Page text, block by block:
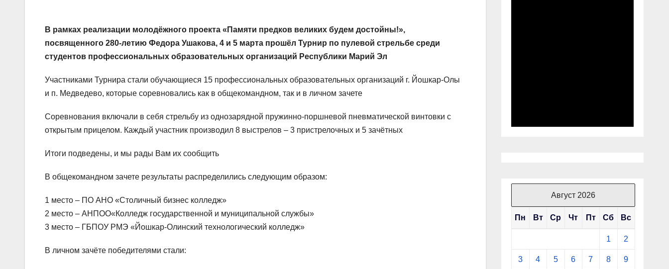
В рамках реализации молодёжного проекта «Памяти предков великих будем достойны!»,
посвященного 280-летию Федора Ушакова, 4 и 5 марта прошёл Турнир по пулевой стрельбе среди
студентов профессиональных образовательных организаций Республики Марий Эл
Участниками Турнира стали обучающиеся 15 профессиональных образовательных организаций г. Йошкар-Олы
и п. Медведево, которые соревновались как в общекомандном, так и в личном зачете
Соревнования включали в себя стрельбу из однозарядной пружинно-поршневой пневматической винтовки с
открытым прицелом. Каждый участник производил 8 выстрелов – 3 пристрелочных и 5 зачётных
Итоги подведены, и мы рады Вам их сообщить
В общекомандном зачете результаты распределились следующим образом:
1 место – ПО АНО «Столичный бизнес колледж»
2 место – АНПОО«Колледж государственной и муниципальной службы»
3 место – ГБПОУ РМЭ «Йошкар-Олинский технологический колледж»
В личном зачёте победителями стали:
Август 2026
Пн Вт Ср Чт Пт Сб Вс
1 2
3 4 5 6 7 8 9